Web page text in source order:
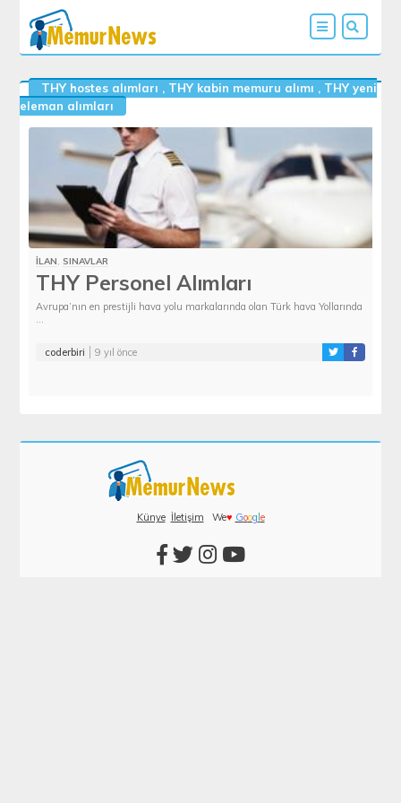
THY hostes alımları , THY kabin memuru alımı , THY yeni
eleman alımları
İLAN, SINAVLAR
THY Personel Alımları
Avrupa’nın en prestijli hava yolu markalarında olan Türk hava Yollarında
...
coderbiri 9 yıl önce
Künye İletişim We♥ Goog e